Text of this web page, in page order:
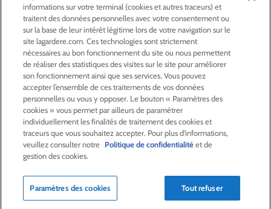
LA RSECHEZ LAGARDÈRE
LA FONDATIONJEAN‑LUC LAGARDÈRE
CENTRE PRESSE
NOUS REJOINDRE
Flux RSS
Nous contacter
Mentions légales
informations sur votre terminal (cookies et autres traceurs) et
traitent des données personnelles avec votre consentement ou
sur la base de leur intérêt légitime lors de votre navigation sur le
site lagardere.com. Ces technologies sont strictement
nécessaires au bon fonctionnement du site ou nous permettent
de réaliser des statistiques des visites sur le site pour améliorer
son fonctionnement ainsi que ses services. Vous pouvez
accepter l’ensemble de ces traitements de vos données
personnelles ou vous y opposer. Le bouton « Paramètres des
cookies » vous permet par ailleurs de paramétrer
individuellement les finalités de traitement des cookies et
traceurs que vous souhaitez accepter. Pour plus d'informations,
veuillez consulter notre Politique de confidentialitéet de
gestion des cookies.
Paramètres des cookies Tout refuser